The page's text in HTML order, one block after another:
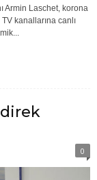
Armin Laschet, korona
kanallarına canlı
direk
0